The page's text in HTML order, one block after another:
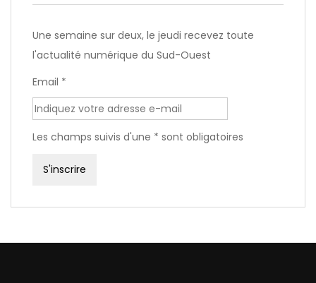
Une semaine sur deux, le jeudi recevez toute
l'actualité numérique du Sud-Ouest
Email *
Les champs suivis d'une * sont obligatoires